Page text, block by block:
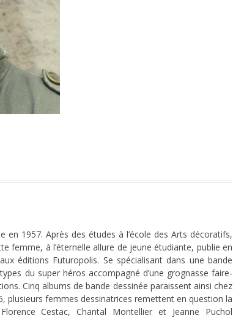
en 1957. Après des études à l’école des Arts décoratifs,
femme, à l’éternelle allure de jeune étudiante, publie en
éditions Futuropolis. Se spécialisant dans une bande
du super héros accompagné d’une grognasse faire-
Cinq albums de bande dessinée paraissent ainsi chez
plusieurs femmes dessinatrices remettent en question la
Cestac, Chantal Montellier et Jeanne Puchol